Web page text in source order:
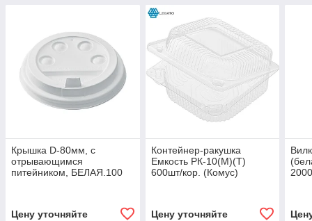
Крышка D-80мм, с
отрывающимся
питейником, БЕЛАЯ.100
Цену уточняйте
Контейнер-ракушка
Емкость РК-10(М)(Т)
600шт/кор. (Комус)
Цену уточняйте